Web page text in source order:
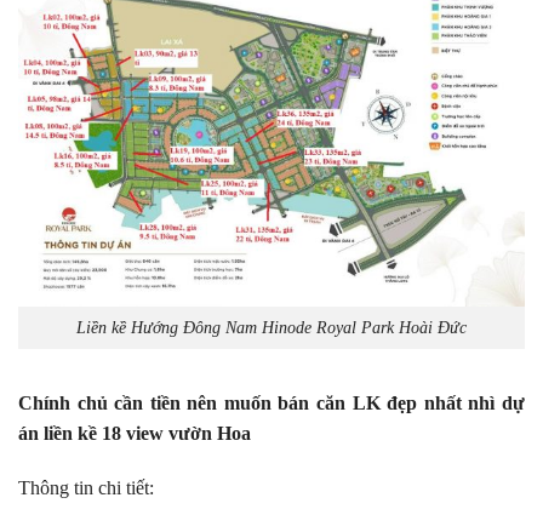
Liền kề Hướng Đông Nam Hinode Royal Park Hoài Đức
Chính chủ cần tiền nên muốn bán căn LK đẹp nhất nhì dự
án liền kề 18 view vườn Hoa
Thông tin chi tiết: